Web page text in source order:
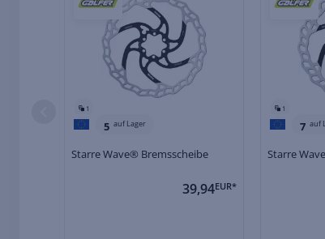
1
5 auf Lager
Starre Wave® Bremsscheibe
39,94EUR*
1
7 auf
Starre